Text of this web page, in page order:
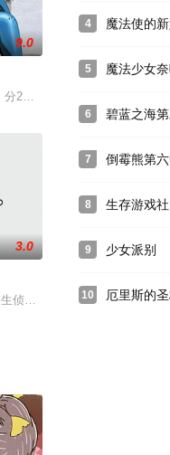
多次强调“第一期是爱情&l
鲁梅斯到各个国家旅行，每
配音）寄宿到了阿姨水濑秋
9.0
分2季。第一季描述：公元
定居心走上了驱魔师的道路。
花纱月破坏。不仅如此，身
3.0
侦探，在一次追查黑衣人犯
4 魔法使的
5 魔法少女奈
6 碧蓝之海
7 倒霉熊第
8 生存游戏社
9 少女派别
10 厄里斯的